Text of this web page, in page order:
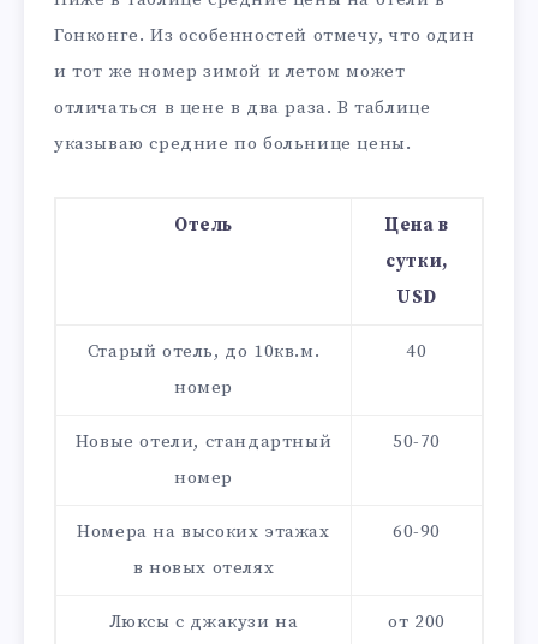
Гонконге. Из особенностей отмечу, что один
и тот же номер зимой и летом может
отличаться в цене в два раза. В таблице
указываю средние по больнице цены.
Отель
Цена в
сутки,
USD
Старый отель, до 10кв.м.
номер
40
Новые отели, стандартный
номер
50-70
Номера на высоких этажах
в новых отелях
60-90
Люксы с джакузи на
от 200